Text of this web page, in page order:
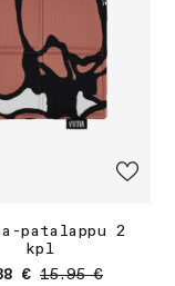
patalappu 2
kpl
€ Normaalihinta
15.95 €